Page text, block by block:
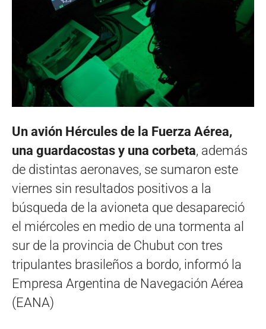
Un avión Hércules de la Fuerza Aérea,
una guardacostas y una corbeta, además
de distintas aeronaves, se sumaron este
viernes sin resultados positivos a la
búsqueda de la avioneta que desapareció
el miércoles en medio de una tormenta al
sur de la provincia de Chubut con tres
tripulantes brasileños a bordo, informó la
Empresa Argentina de Navegación Aérea
(EANA)